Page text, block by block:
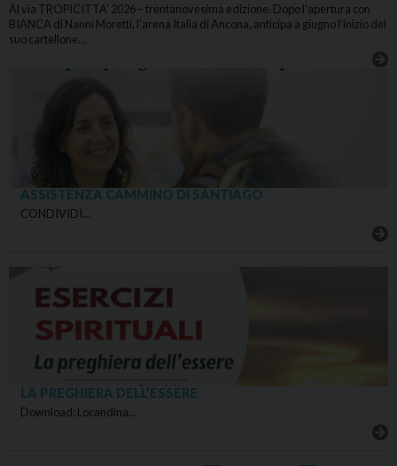
Al via TROPICITTA’ 2026 – trentanovesima edizione. Dopo l’apertura con
BIANCA di Nanni Moretti, l’arena Italia di Ancona, anticipa a giugno l’inizio del
suo cartellone…
ASSISTENZA CAMMINO DI SANTIAGO
CONDIVIDI…
LA PREGHIERA DELL’ESSERE
Download: Locandina…